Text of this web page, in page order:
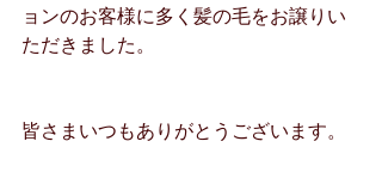
ョンのお客様に多く髪の毛をお譲りい
ただきました。
皆さまいつもありがとうございます。